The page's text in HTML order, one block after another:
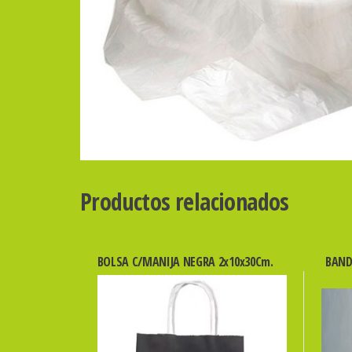
Productos relacionados
BOLSA C/MANIJA NEGRA 2x10x30Cm.